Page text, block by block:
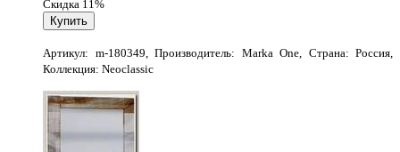
Скидка 11%
Артикул: m-180349, Производитель: Marka One, Страна: Россия,
Коллекция: Neoclassic